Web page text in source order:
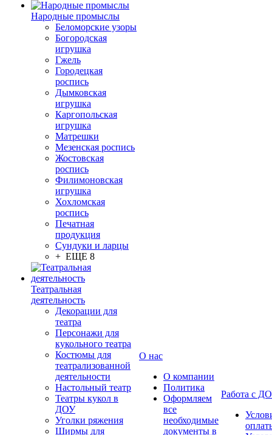
Народные промыслы
Беломорские узоры
Богородская
игрушка
Гжель
Городецкая
роспись
Дымковская
игрушка
Каргопольская
игрушка
Матрешки
Мезенская роспись
Жостовская
роспись
Филимоновская
игрушка
Хохломская
роспись
Печатная
продукция
Сундуки и ларцы
+ ЕЩЕ 8
Театральная
деятельность
Декорации для
театра
Персонажи для
кукольного театра
Костюмы для
театрализованной
деятельности
Настольный театр
Театры кукол в
ДОУ
Уголки ряжения
Ширмы для
О нас
О компании
Политика
Оформляем
все
необходимые
документы в
Работа с